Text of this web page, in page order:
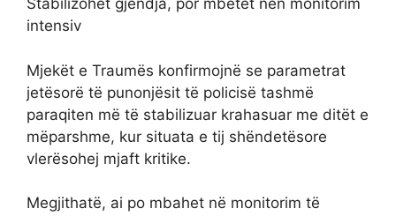
Stabilizohet gjendja, por mbetet nën monitorim
intensiv
Mjekët e Traumës konfirmojnë se parametrat
jetësorë të punonjësit të policisë tashmë
paraqiten më të stabilizuar krahasuar me ditët e
mëparshme, kur situata e tij shëndetësore
vlerësohej mjaft kritike.
Megjithatë, ai po mbahet në monitorim të